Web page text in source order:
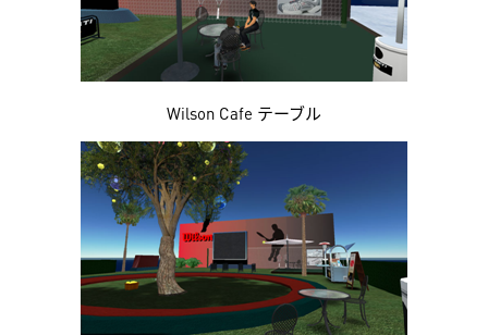
Wilson Cafe テーブル